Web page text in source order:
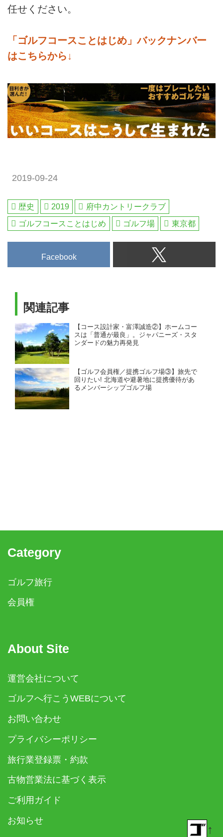
任せください。
「ゴルフコースことはじめ」バックナンバー
はこちらから↓
2019-09-24
歴史 2019
府中カントリークラブ
ゴルフコースことはじめ
ゴルフ場 東京都
Facebook
関連記事
【コース設計家・富澤誠造②】ホームコー
スは「普通が最良」。ジャパニーズ・スタ
ンダードの魅力再発見
【ゴルフ会員権／提携ゴルフ場③】旅先で
回りたい! 北海道や避暑地に提携優待があ
るメンバーシップゴルフ場
Category
ゴルフ旅行
会員権
About Site
運営会社について
ゴルフへ行こうWEBについて
お問い合わせ
プライバシーポリシー
旅行業登録票・約款
古物営業法に基づく表示
ご利用ガイド
お知らせ
↑